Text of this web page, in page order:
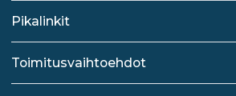
Pikalinkit
Toimitusvaihtoehdot